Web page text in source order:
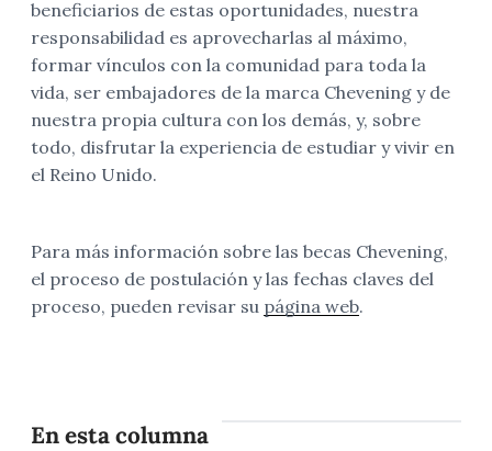
beneficiarios de estas oportunidades, nuestra
responsabilidad es aprovecharlas al máximo,
formar vínculos con la comunidad para toda la
vida, ser embajadores de la marca Chevening y de
nuestra propia cultura con los demás, y, sobre
todo, disfrutar la experiencia de estudiar y vivir en
el Reino Unido.
Para más información sobre las becas Chevening,
el proceso de postulación y las fechas claves del
proceso, pueden revisar su página web.
En esta columna